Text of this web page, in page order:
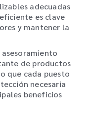
adecuadas
es clave
y mantener la
de productos
que cada puesto
necesaria
beneficios